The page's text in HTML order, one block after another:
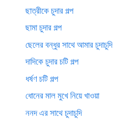
ছাত্রীকে চুদার গল্প
ছামা চুদার গল্প
ছেলের বন্ধুর সাথে আমার চুদাচুদি
দাদিকে চুদার চটি গল্প
ধর্ষণ চটি গল্প
ধোনের মাল মুখে নিয়ে খাওয়া
ননদ এর সাথে চুদাচুদি